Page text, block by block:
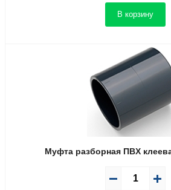
В корзину
Муфта разборная ПВX